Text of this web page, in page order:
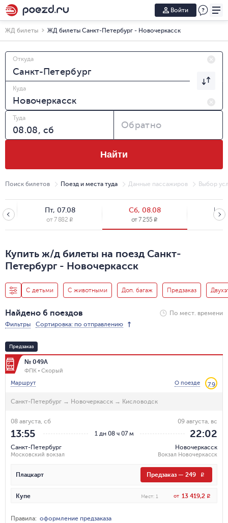
Войти
ЖД билеты ЖД билеты Санкт-Петербург - Новочеркасск
Откуда
Куда
Туда
Обратно
Найти
Поиск билетов Поезд и места туда Данные пассажиров Выбор
Пт, 07.08
от 7 882 R
Сб, 08.08
от7 255 R
Вс,
от7
Купить ж/д билеты на поезд Санкт-
Петербург - Новочеркасск
С детьми С животными Доп. багаж Предзаказ
Найдено 6 поездов
По мест. времени
Фильтры
Сортировка: по отправлению
Предзаказ
№ 049А
ФПК
Скорый
Маршрут
О поезде 7.9
Санкт-Петербург → Новочеркасск → Кисловодск
1 дн 08 ч 07 м
08 августа, сб
13:55
Санкт-Петербург
Московский вокзал
09 августа, вс
22:02
Новочеркасск
Вокзал Новочеркасск
Плацкарт Предзаказ — 249 R
Купе Мест: 1 от 13 419,2 R
Правила: оформление предзаказа